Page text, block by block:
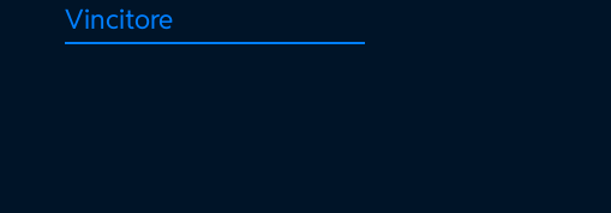
Vincitore